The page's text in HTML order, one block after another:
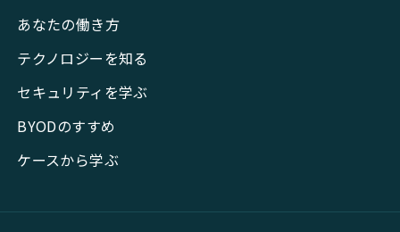
あなたの働き方
テクノロジーを知る
セキュリティを学ぶ
BYODのすすめ
ケースから学ぶ